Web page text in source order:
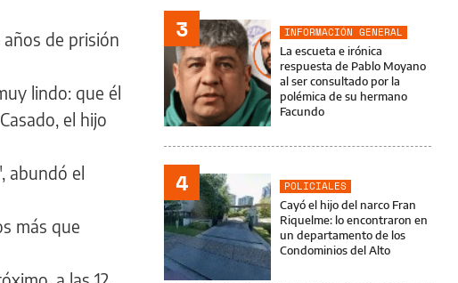
de prisión
lindo: que él
el hijo
abundó el
más que
3
INFORMACIÓN GENERAL
La escueta e irónica
respuesta de Pablo Moyano
al ser consultado por la
polémica de su hermano
Facundo
4
POLICIALES
Cayó el hijo del narco Fran
Riquelme: lo encontraron en
un departamento de los
Condominios del Alto